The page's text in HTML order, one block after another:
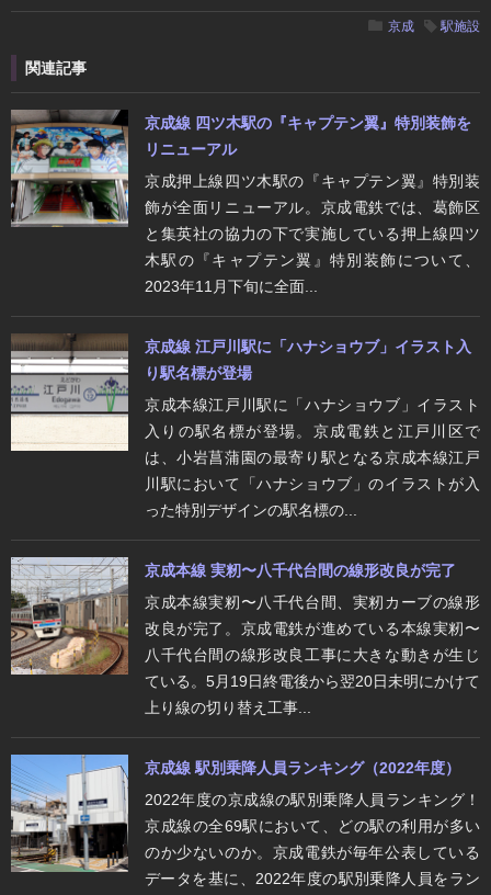
京成 駅施設
関連記事
京成線 四ツ木駅の『キャプテン翼』特別装飾を
リニューアル
京成押上線四ツ木駅の『キャプテン翼』特別装
飾が全面リニューアル。京成電鉄では、葛飾区
と集英社の協力の下で実施している押上線四ツ
木駅の『キャプテン翼』特別装飾について、
2023年11月下旬に全面...
京成線 江戸川駅に「ハナショウブ」イラスト入
り駅名標が登場
京成本線江戸川駅に「ハナショウブ」イラスト
入りの駅名標が登場。京成電鉄と江戸川区で
は、小岩菖蒲園の最寄り駅となる京成本線江戸
川駅において「ハナショウブ」のイラストが入
った特別デザインの駅名標の...
京成本線 実籾〜八千代台間の線形改良が完了
京成本線実籾〜八千代台間、実籾カーブの線形
改良が完了。京成電鉄が進めている本線実籾〜
八千代台間の線形改良工事に大きな動きが生じ
ている。5月19日終電後から翌20日未明にかけて
上り線の切り替え工事...
京成線 駅別乗降人員ランキング（2022年度）
2022年度の京成線の駅別乗降人員ランキング！
京成線の全69駅において、どの駅の利用が多い
のか少ないのか。京成電鉄が毎年公表している
データを基に、2022年度の駅別乗降人員をラン